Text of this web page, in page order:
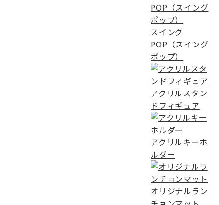
スイング
POP（スイング
ポップ）
アクリルスタン
ドフィギュア
アクリルキーホ
ルダー
オリジナルラン